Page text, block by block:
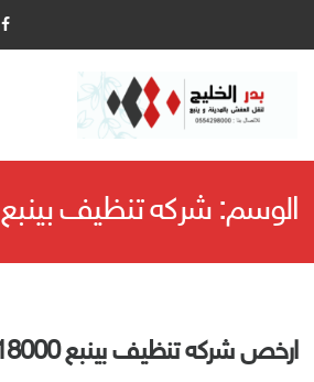
الوسم:شركه تنظيف بينبع
ارخص شركه تنظيف بينبع 0503918000